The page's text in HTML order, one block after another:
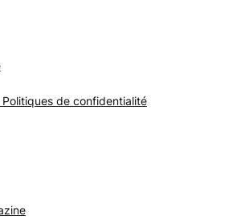
Politiques de confidentialité